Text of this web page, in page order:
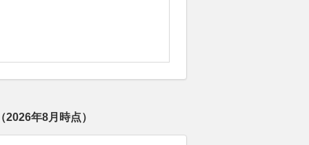
2026年8月 時点）